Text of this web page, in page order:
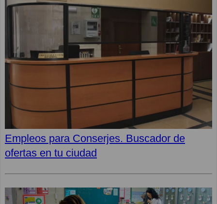
Empleos para Conserjes. Buscador de
ofertas en tu ciudad